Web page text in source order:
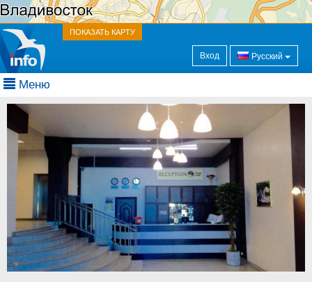
ПОКАЗАТЬ КАРТУ
Вход Русский
Меню